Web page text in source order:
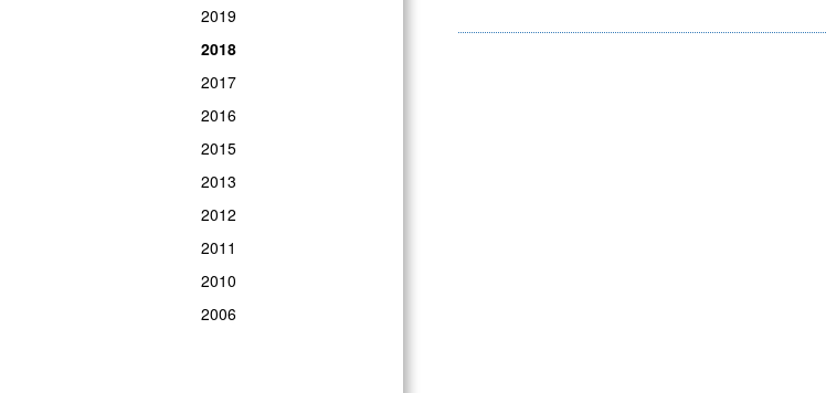
2019
2018
2017
2016
2015
2013
2012
2011
2010
2006